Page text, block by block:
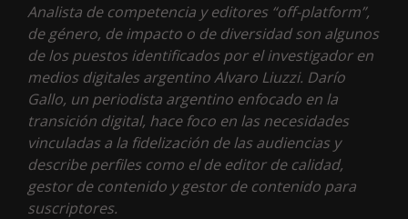
Analista de competencia y editores “off-platform”,
de género, de impacto o de diversidad son algunos
de los puestos identificados por el investigador en
medios digitales argentino Alvaro Liuzzi. Darío
Gallo, un periodista argentino enfocado en la
transición digital, hace foco en las necesidades
vinculadas a la fidelización de las audiencias y
describe perfiles como el de editor de calidad,
gestor de contenido y gestor de contenido para
suscriptores.